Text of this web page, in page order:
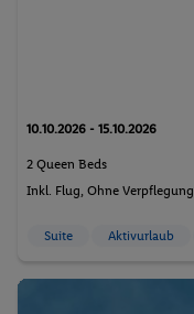
10.10.2026 - 15.10.2026
2 Queen Beds
Inkl. Flug, Ohne Verpflegung
Suite Aktivurlaub